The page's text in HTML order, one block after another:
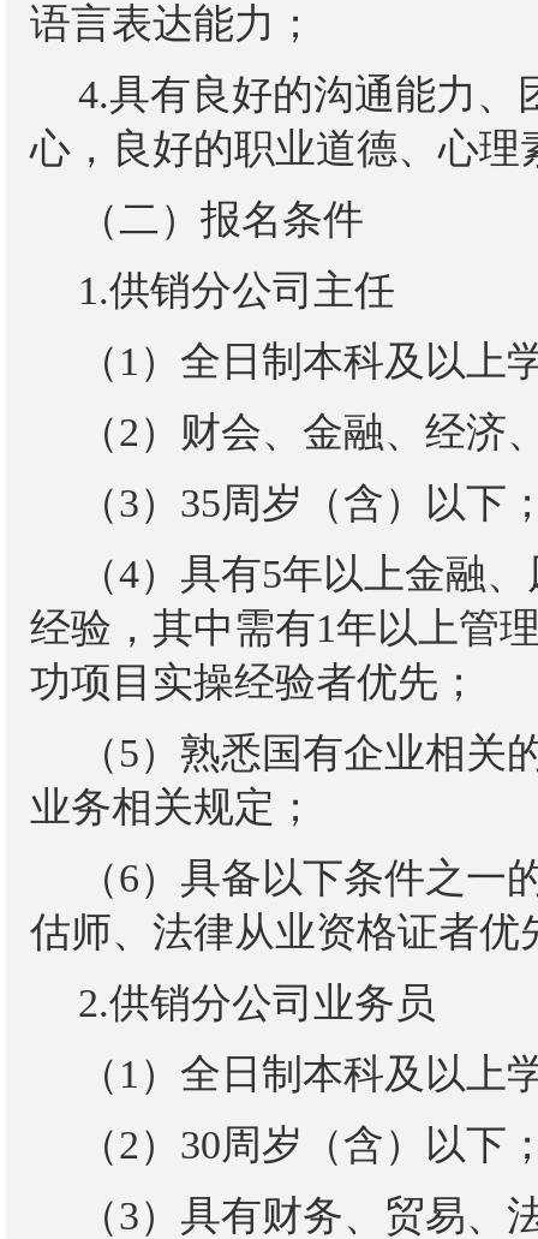
语言表达能力；
4.具有良好的沟通能力、
心 ，良好的职业道德、心
（二）报名条件
1.供销分公司主任
（ 1）全日制本科及以上
（2）财会、金融、经济
（3）35周岁（含）以下
（4）具有5年以上金融
经验，其中需有1年以上管
功项目实操经验者优先；
（5）熟悉国有企业相关
业务相关规定；
（6）具备以下条件之一
估师、法律从业资格证者优
2.供销分公司业务员
（ 1）全日制本科及以上
（2）30周岁（含）以下
（3）具有财务、贸易、